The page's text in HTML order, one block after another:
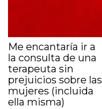
Me encantaría ir a
la consulta de una
terapeuta sin
prejuicios sobre las
mujeres (incluida
ella misma)